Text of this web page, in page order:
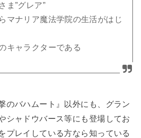
ま”グレア”
マナリア魔法学院の生活がはじ
キャラクターである
のバハムート』以外にも、グラン
シャドウバース等にも登場してお
プレイしている方なら知っている